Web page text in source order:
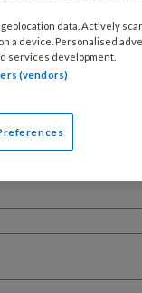
lezen?
lees 2 artikelen
data. Actively
a device. Personalised
services development.
(vendors)